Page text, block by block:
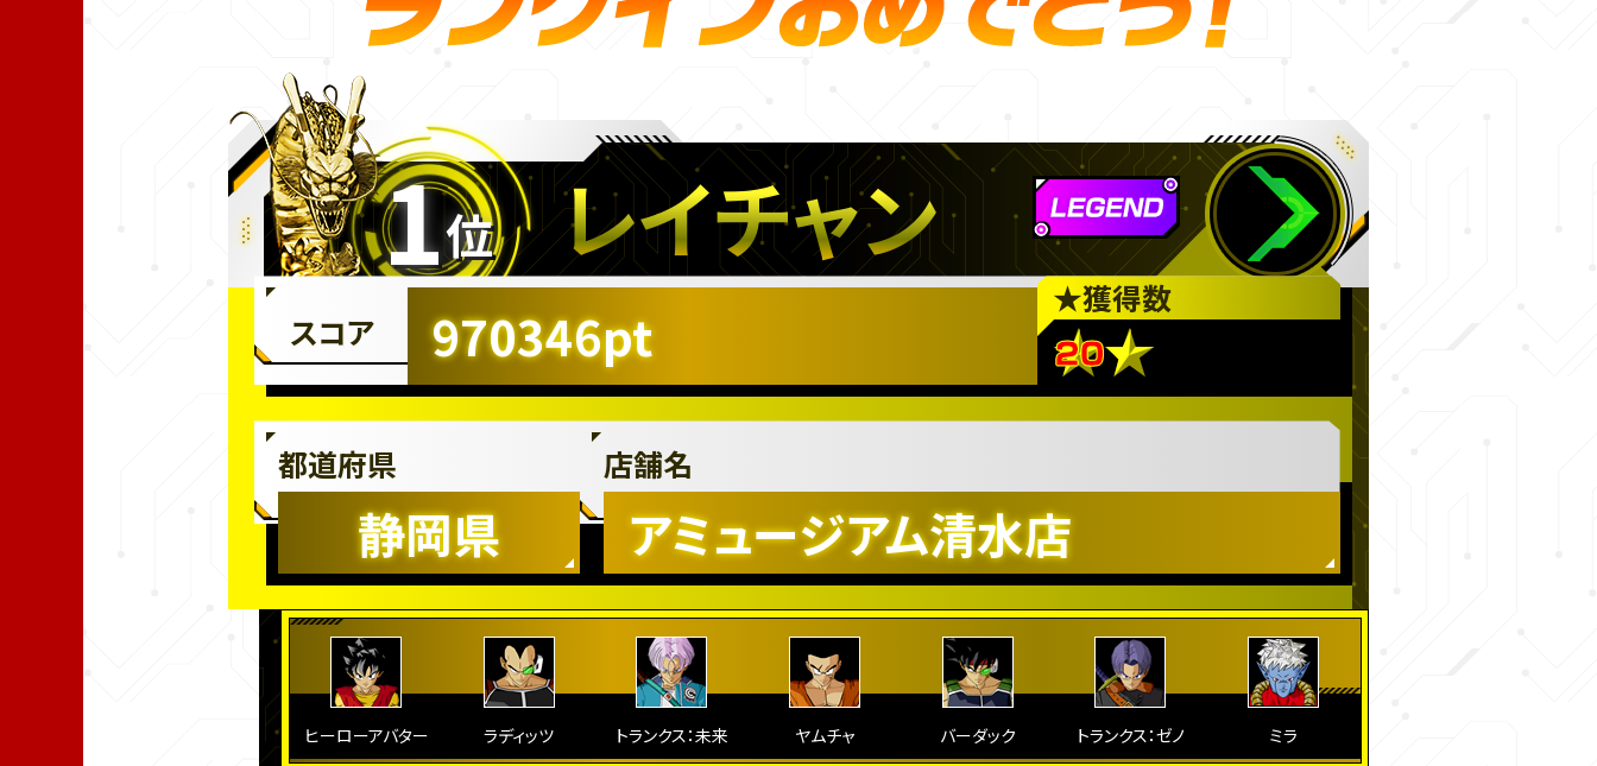
1位 レイチャン
★獲得数
スコア
970346pt
都道府県
静岡県
店舗名
アミュージアム清水店
ヒーローアバター ラディッツ トランクス：未来 ヤムチャ バーダック トランクス：ゼノ ミラ